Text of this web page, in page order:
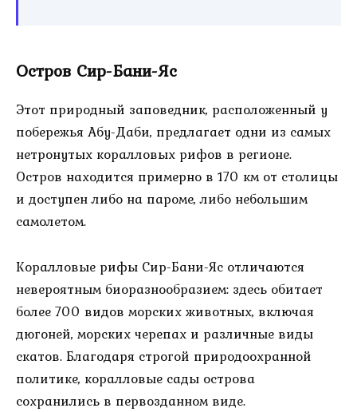
Остров Сир-Бани-Яс
Этот природный заповедник, расположенный у
побережья Абу-Даби, предлагает одни из самых
нетронутых коралловых рифов в регионе.
Остров находится примерно в 170 км от столицы
и доступен либо на пароме, либо небольшим
самолетом.
Коралловые рифы Сир-Бани-Яс отличаются
невероятным биоразнообразием: здесь обитает
более 700 видов морских животных, включая
дюгоней, морских черепах и различные виды
скатов. Благодаря строгой природоохранной
политике, коралловые сады острова
сохранились в первозданном виде.